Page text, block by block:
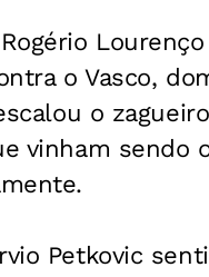
o Vasco,
o
vinham sendo
Petkovic